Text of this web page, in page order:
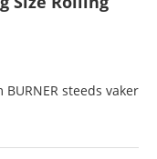
steeds vaker